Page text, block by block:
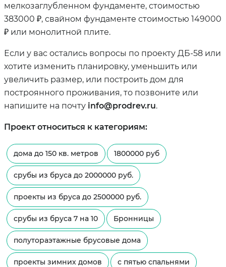
мелкозаглубленном фундаменте, стоимостью
383000 ₽, свайном фундаменте стоимостью 149000
₽ или монолитной плите.
Если у вас остались вопросы по проекту ДБ-58 или
хотите изменить планировку, уменьшить или
увеличить размер, или построить дом для
построянного проживания, то позвоните или
напишите на почту info@prodrev.ru.
Проект относиться к категориям:
дома до 150 кв. метров 1800000 руб
срубы из бруса до 2000000 руб.
проекты из бруса до 2500000 руб.
срубы из бруса 7 на 10 Бронницы
полутораэтажные брусовые дома
проекты зимних домов с пятью спальнями